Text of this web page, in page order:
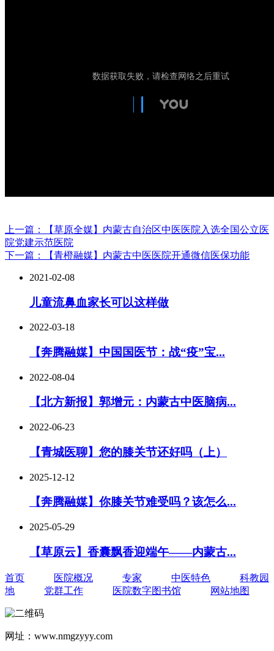
上一篇：【草原全媒】内蒙古自治区中医医院入选全国公立医
院党建示范医院
下一篇：【青橙融媒】内蒙古中医医院开通微信医保功能
2021-02-08
儿童流鼻血家长可以这样做
2022-03-18
【奔腾融媒】中国国医节：战“疫”宝...
2022-08-04
【北方新报】郭增元：内蒙古中医脑病...
2022-06-23
【青城医聊】您的膝关节还好吗（上）
2025-12-12
【奔腾融媒】你膝关节难受吗？该怎么...
2025-05-29
【草原云】香囊飘香迎端午——内蒙古...
首页 医院概况 专家 中医特色
科教园
地
党群工作 医院数字图书馆 网站地图
网址：www.nmgzyyy.com